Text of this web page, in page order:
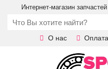
Интернет-магазин
О нас